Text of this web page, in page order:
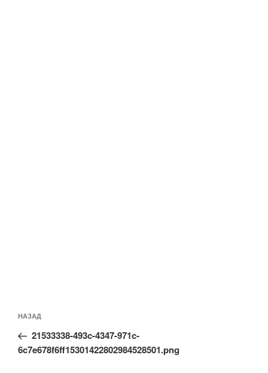
по
записям
Предыдущая
запись:
НАЗАД
21533338-493c-4347-971c-
6c7e678f6ff15301422802984528501.png